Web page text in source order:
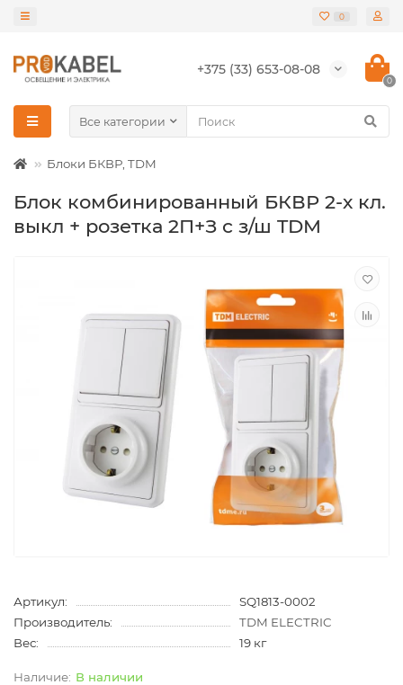
0
+375 (33) 653-08-08
0
Все категории
Блоки БКВР, TDM
Блок комбинированный БКВР 2-х кл.
выкл + розетка 2П+З с з/ш TDM
Артикул:
SQ1813-0002
Производитель:
TDM ELECTRIC
Вес:
19 кг
В наличии